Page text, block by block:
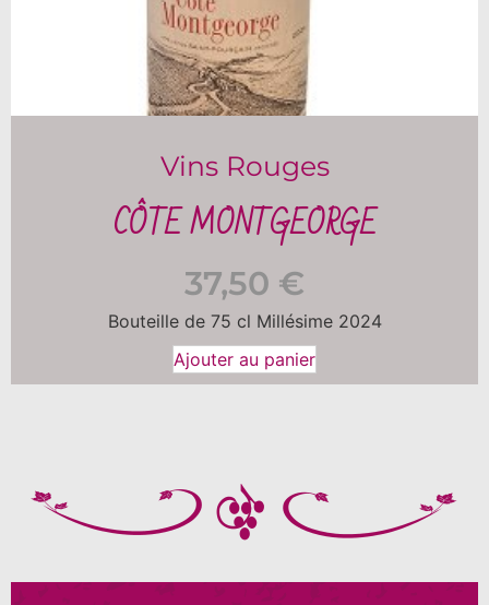
Vins Rouges
CÔTE MONTGEORGE
37,50 €
Bouteille de 75 cl Millésime 2024
Ajouter au panier